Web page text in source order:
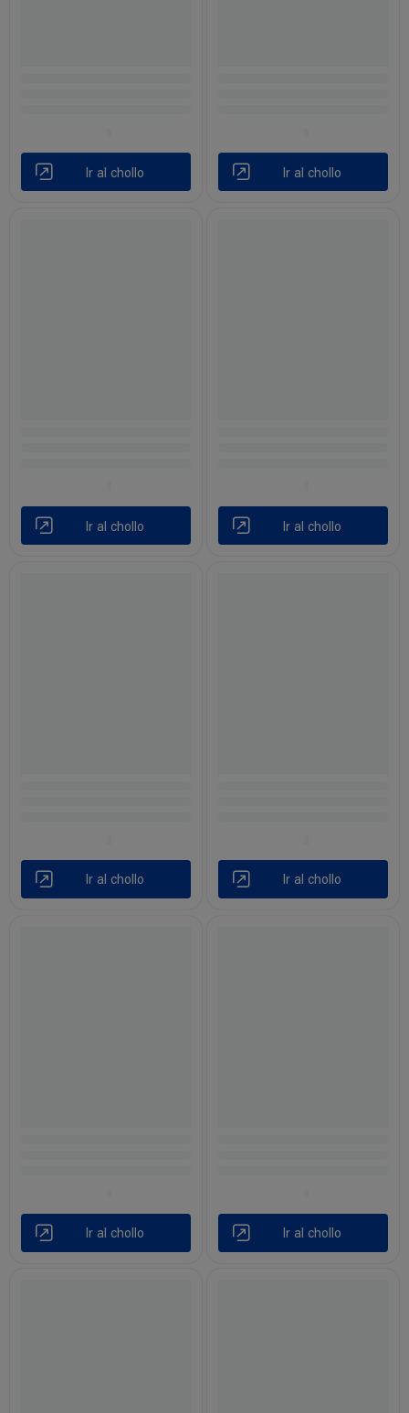
Ir al chollo Ir al chollo
Ir al chollo Ir al chollo
Ir al chollo Ir al chollo
Ir al chollo Ir al chollo